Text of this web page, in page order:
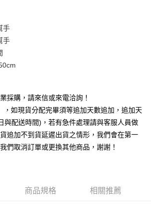
永豐商業銀行
中國信託商業銀行
遠東國際商業銀行
永豐商業銀行
星展（台灣）商業銀行
行
華泰商業銀行
遠東國際商業銀行
永豐商業銀行
星展（台灣）商業銀行
中國信託商業銀行
、不需綁卡、不需儲值。
手
手
採購，請來信或來電洽詢！
，如現貨分配完畢須等追加天數追加，追加天
與配送時間)，若有急件處理請與客服人員做
追加不到貨延遲出貨之情形，我們會在第一
們取消訂單或更換其他商品，謝謝！
商品規格 相關推薦